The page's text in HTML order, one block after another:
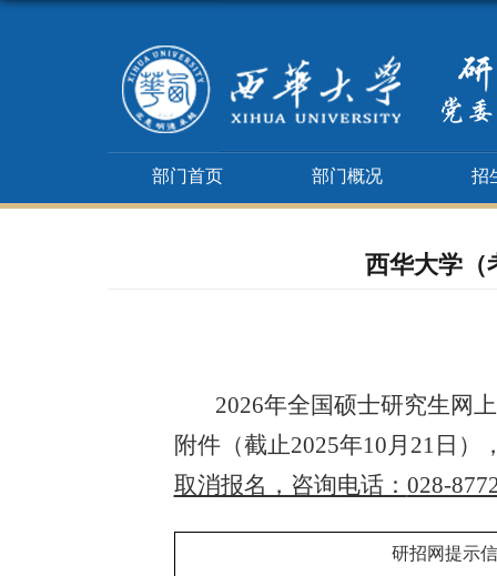
部门首页 部门概况 招
西华大学（
2026年全国硕士研究生网
附件（截止2025年10 月 21 日）
取消报名，咨询电话： 028-
研招网提示